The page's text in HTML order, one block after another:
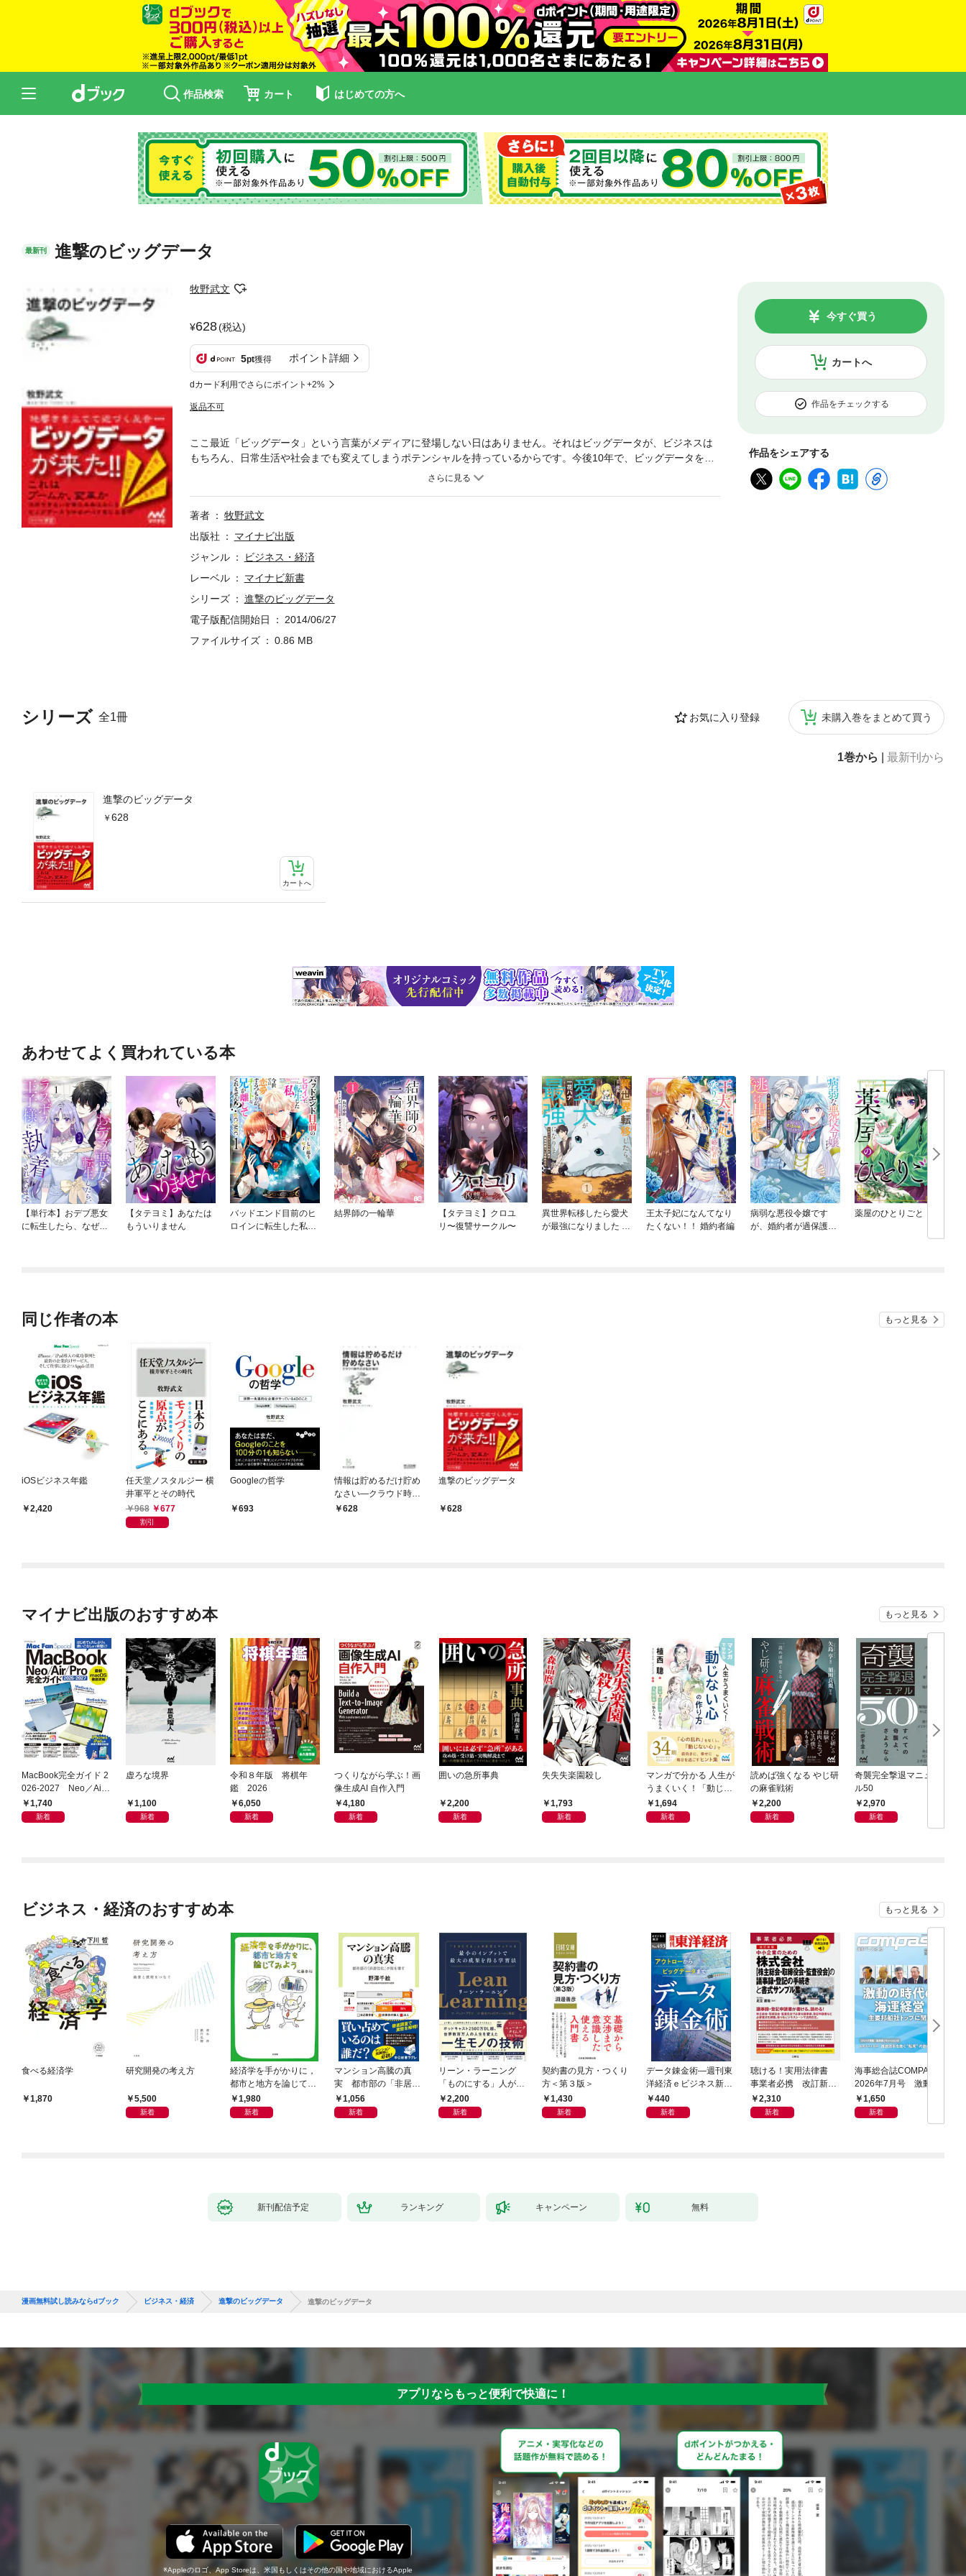
作品検索 カート はじめての方へ
最新刊 進撃のビッグデータ
牧野武文
628(税込)
5pt獲得 ポイント詳細
dカード利用でさらにポイント+2%
返品不可
カートへ
今すぐ買う
作品をチェックする
作品をシェアする
シリーズ 全1冊 お気に入り登録 未購入巻をまとめて買う
1巻から 最新刊から
進撃のビッグデータ
628
カートへ
ここ最近「ビッグデータ」という言葉がメディアに登場しない日はありません。それはビッグデータが、ビジネスは
もちろん、日常生活や社会までも変えてしまうポテンシャルを持っているからです。今後10年で、ビッグデータを活
用できない企業は“淘汰”されていくことになります。ですが、まだ多くの方が具体的にビッグデータがどういうものな
のが正直なところです。10年後、ビッグデータを理解していない人は、価値のある仕事はできなくなっているでしょ
う。本書をお読みいただいて、この“もやもや”をできるだけはっきりとさせ、頭の中でビッグデータのカタチをはっき
著者
牧野武文
出版社
マイナビ出版
ジャンル
ビジネス・経済
レーベル
マイナビ新書
シリーズ
進撃のビッグデータ
電子版配信開始日
2014/06/27
ファイルサイズ
0.86 MB
あわせてよく買われている本
【単行本】おデブ悪女
に転生したら、なぜか
【タテヨミ】あなたは
もういりません
バッドエンド目前のヒ
ロインに転生した私、
結界師の一輪華
【タテヨミ】クロユ
リ〜復讐サークル〜
異世界転移したら愛犬
が最強になりました ～
王太子妃になんてなり
たくない！！ 婚約者編
病弱な悪役令嬢です
が、婚約者が過保護す
薬屋のひとりごと
同じ作者の本 もっと見る
iOSビジネス年鑑
2,420
任天堂ノスタルジー 横
井軍平とその時代
968
677
割引
Googleの哲学
693
情報は貯めるだけ貯め
なさい―クラウド時代
の逆転仕事術
628
進撃のビッグデータ
628
マイナビ出版のおすすめ本 もっと見る
MacBook完全ガイド 2
026-2027 Neo／Air
／Pro対応
1,740
新着
虚ろな境界
1,100
新着
令和８年版 将棋年
鑑 2026
6,050
新着
つくりながら学ぶ！画
像生成AI 自作入門
4,180
新着
囲いの急所事典
2,200
新着
失失失楽園殺し
1,793
新着
マンガで分かる 人生が
うまくいく！「動じな
い心」の作り方
1,694
新着
読めば強くなる やじ研
の麻雀戦術
2,200
新着
奇襲完全撃退マニュア
ル50
2,970
新着
ビジネス・経済のおすすめ本 もっと見る
食べる経済学
1,870
研究開発の考え方
5,500
新着
経済学を手がかりに，
都市と地方を論じてみ
よう1,980
新着
マンション高騰の真
実 都市部の「非居住
化」が街を壊す
1,056
新着
リーン・ラーニング
「ものにする」人が自
然とやっている 最小の
インプットで最大の成
2,200
新着
契約書の見方・つくり
方＜第３版＞
1,430
新着
データ錬金術―週刊東
洋経済ｅビジネス新書
Ｎo.493
440
新着
聴ける！実用法律書
事業者必携 改訂新
版 中小企業のための
株式会社【株主総会・
2,310
新着
海事総合誌COMPASS
2026年7月号 激動の
時代の海運経営 主要
邦船社トップに聞く
1,650
新着
新刊配信予定 ランキング キャンペーン 無料
漫画無料試し読みならdブック ビジネス・経済 進撃のビッグデータ 進撃のビッグデータ
アプリならもっと便利で快適に！
Appleのロゴ、App Storeは、米国もしくはその他の国や地域におけるApple